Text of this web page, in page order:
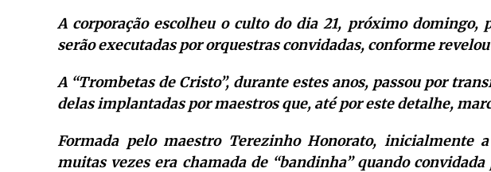
A corporação escolheu o culto do dia 21, próximo domingo,
serão executadas por orquestras convidadas, conforme
A “Trombetas de Cristo”, durante estes anos, passou por
delas implantadas por maestros que, até por este detalhe,
Formada pelo maestro Terezinho Honorato, inicialmente
muitas vezes era chamada de “bandinha” quando